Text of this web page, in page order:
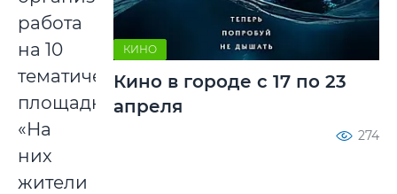
работа
на 10
тематических
площадках.
«На
них
жители
КИНО
Кино в городе с 17 по 23
апреля
274